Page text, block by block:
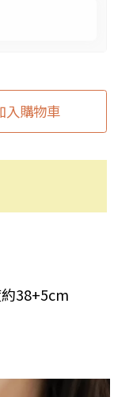
入購物車
38+5cm